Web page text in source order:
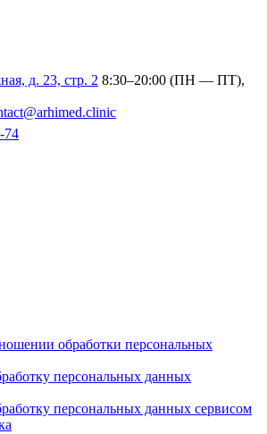
д. 23, стр. 2 8:30–20:00 (ПН — ПТ),
74
обработки персональных
персональных данных
персональных данных сервисом